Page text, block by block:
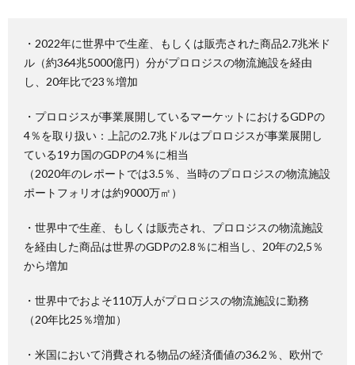
・2022年に世界中で生産、もしくは販売された商品2.7兆米ド
ル（約364兆5000億円）分がプロロジスの物流施設を経由
し、20年比で23％増加
・プロロジスが事業展開しているマーケットにおけるGDPの
4％を取り扱い：上記の2.7兆ドルはプロロジスが事業展開し
ている19カ国のGDPの4％に相当
（2020年のレポートでは3.5％、当時のプロロジスの物流施設
ポートフォリオは約9000万㎡）
・世界中で生産、もしくは販売され、プロロジスの物流施設
を経由した商品は世界のGDPの2.8％に相当し、20年の2,5％
から増加
・世界中でおよそ110万人がプロロジスの物流施設に勤務
（20年比25％増加）
・米国において消費される物品の経済価値の36.2％、欧州で